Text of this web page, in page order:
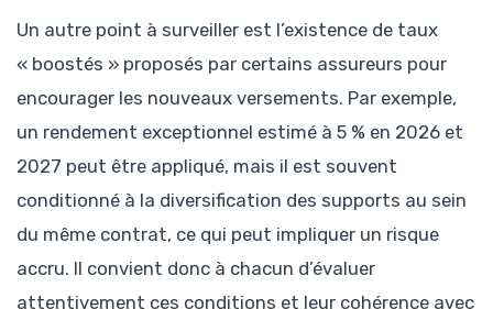
Un autre point à surveiller est l’existence de taux
« boostés » proposés par certains assureurs pour
encourager les nouveaux versements. Par exemple,
un rendement exceptionnel estimé à 5 % en 2026 et
2027 peut être appliqué, mais il est souvent
conditionné à la diversification des supports au sein
du même contrat, ce qui peut impliquer un risque
accru. Il convient donc à chacun d’évaluer
attentivement ces conditions et leur cohérence avec